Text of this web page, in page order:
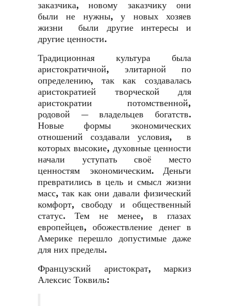
заказчика, новому заказчику они
были не нужны, у новых хозяев
жизни были другие интересы и
другие ценности.
Традиционная культура была
аристократичной, элитарной по
определению, так как создавалась
аристократией творческой для
аристократии потомственной,
родовой — владельцев богатств.
Новые формы экономических
отношений создавали условия, в
которых высокие, духовные ценности
начали уступать своё место
ценностям экономическим. Деньги
превратились в цель и смысл жизни
масс, так как они давали физический
комфорт, свободу и общественный
статус. Тем не менее, в глазах
европейцев, обожествление денег в
Америке перешло допустимые даже
для них пределы.
Французский аристократ, маркиз
Алексис Токвиль: